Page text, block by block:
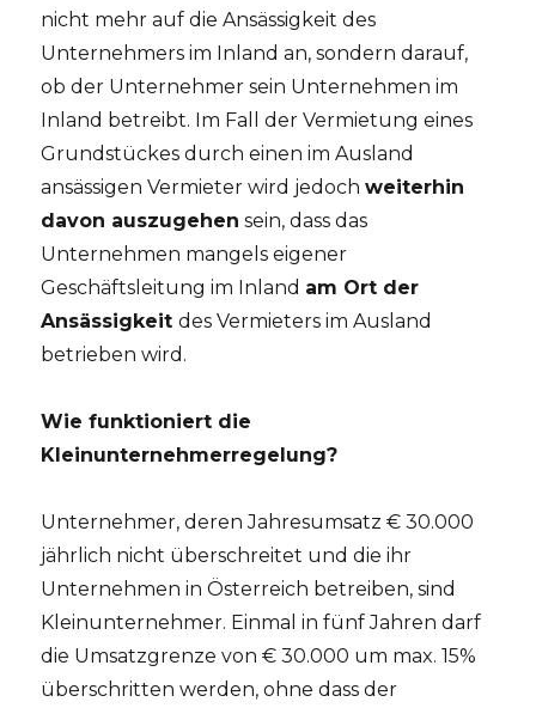
nicht mehr auf die Ansässigkeit des
Unternehmers im Inland an, sondern darauf,
ob der Unternehmer sein Unternehmen im
Inland betreibt. Im Fall der Vermietung eines
Grundstückes durch einen im Ausland
ansässigen Vermieter wird jedochweiterhin
davon auszugehen sein, dass das
Unternehmen mangels eigener
Geschäftsleitung im Inland am Ort der
Ansässigkeitdes Vermieters im Ausland
betrieben wird.
Wie funktioniert die
Kleinunternehmerregelung?
Unternehmer, deren Jahresumsatz € 30.000
jährlich nicht überschreitet und die ihr
Unternehmen in Österreich betreiben, sind
Kleinunternehmer. Einmal in fünf Jahren darf
die Umsatzgrenze von € 30.000 um max. 15%
überschritten werden, ohne dass der